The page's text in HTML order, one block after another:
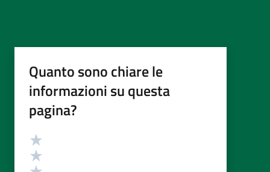
Quanto sono chiare le
informazioni su questa
pagina?
Valutazione